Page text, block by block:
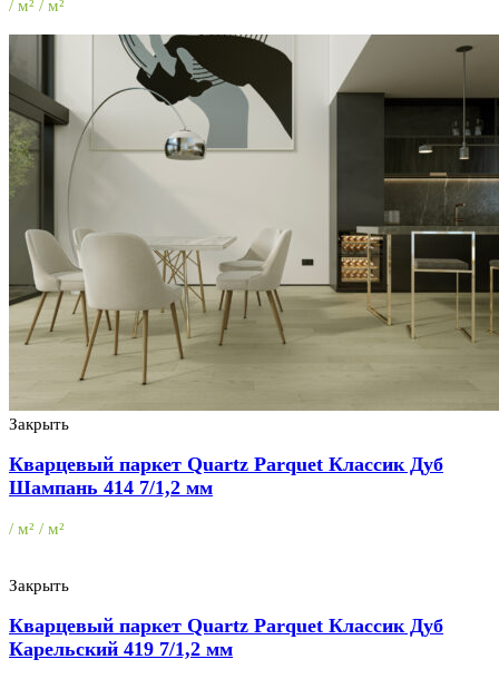
/ м² / м²
Закрыть
Кварцевый паркет Quartz Parquet Классик Дуб
Шампань 414 7/1,2 мм
/ м² / м²
Закрыть
Кварцевый паркет Quartz Parquet Классик Дуб
Карельский 419 7/1,2 мм